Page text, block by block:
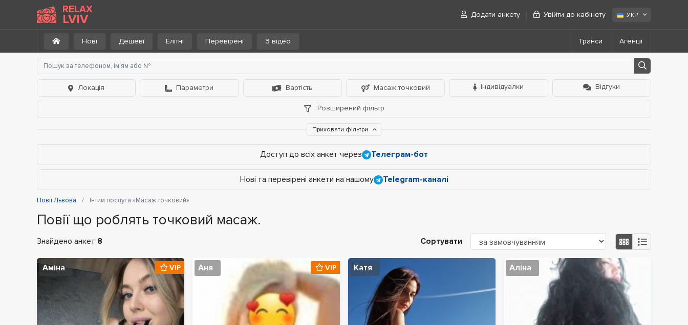
RELAX
LVIV Додати анкету Увійти до кабінету УКР
Нові Дешеві Елітні Перевірені З відео Транси Агенції
Локація Параметри Вартість Масаж точковий Індивідуалки Відгуки
Розширений фільтр
Приховати фільтри
Доступ до всіх анкет через Телеграм-бот
Нові та перевірені анкети на нашому Telegram-каналі
Повії Львова Інтим послуга «Масаж точковий»
Повії що роблять точковий масаж.
Знайдено анкет 8 Сортувати
Аміна VIP Аня VIP Катя Аліна